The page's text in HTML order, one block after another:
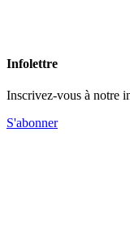
Infolettre
Inscrivez-vous à notre
S'abonner